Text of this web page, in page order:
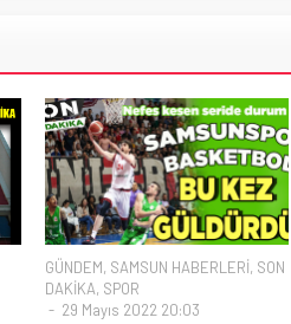
GÜNDEM, SAMSUN HABERLERİ, SON
DAKİKA, SPOR
29 Mayıs 2022 20:03